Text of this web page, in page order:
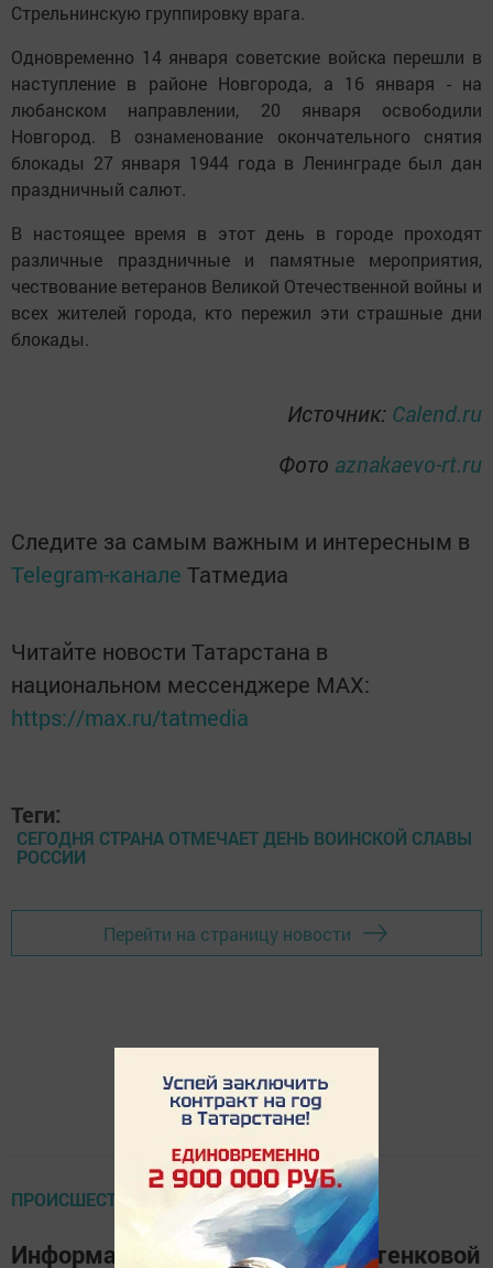
Стрельнинскую группировку врага.
Одновременно 14 января советские войска перешли в
наступление в районе Новгорода, а 16 января - на
любанском направлении, 20 января освободили
Новгород. В ознаменование окончательного снятия
блокады 27 января 1944 года в Ленинграде был дан
праздничный салют.
В настоящее время в этот день в городе проходят
различные праздничные и памятные мероприятия,
чествование ветеранов Великой Отечественной войны и
всех жителей города, кто пережил эти страшные дни
блокады.
Источник: Calend.ru
Фото aznakaevo-rt.ru
Следите за самым важным и интересным в
Telegram-канале Татмедиа
Читайте новости Татарстана в
национальном мессенджере MАХ:
https://max.ru/tatmedia
Теги:
СЕГОДНЯ СТРАНА ОТМЕЧАЕТ ДЕНЬ ВОИНСКОЙ СЛАВЫ
РОССИИ
Перейти на страницу новости
ПРОИСШЕСТВИЯ
Информатор по делу убийцы Котенковой